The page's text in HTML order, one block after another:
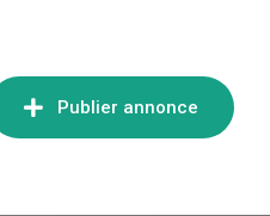
Publier annonce